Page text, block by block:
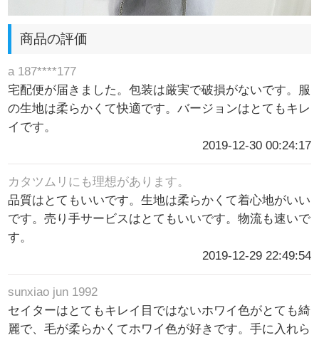
商品の評価
a 187****177
宅配便が届きました。包装は厳実で破損がないです。服
の生地は柔らかくて快適です。バージョンはとてもキレ
イです。
2019-12-30 00:24:17
カタツムリにも理想があります。
品質はとてもいいです。生地は柔らかくて着心地がいい
です。売り手サービスはとてもいいです。物流も速いで
す。
2019-12-29 22:49:54
sunxiao jun 1992
セイターはとてもキレイ目ではないホワイ色がとても綺
麗で、毛が柔らかくてホワイ色が好きです。手に入れら